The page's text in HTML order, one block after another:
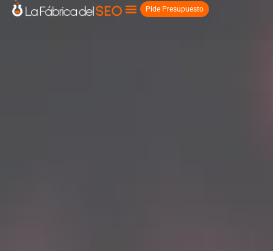
Pide Presupuesto